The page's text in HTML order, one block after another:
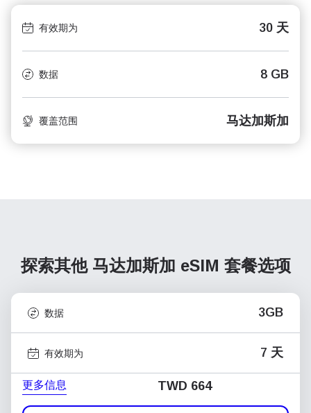
有效期为 30 天
数据 8 GB
覆盖范围 马达加斯加
探索其他 马达加斯加 eSIM 套餐选项
数据 3GB
有效期为 7 天
更多信息 TWD 664